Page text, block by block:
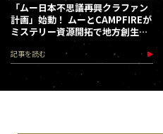
「ムー日本不思議再興クラファン
計画」始動！ ムーとCAMPFIREが
ミステリー資源開拓で地方創生を
記事を読む